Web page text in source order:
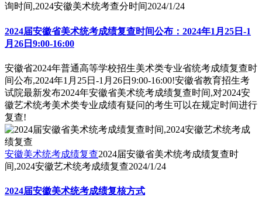
询时间,2024安徽美术统考查分时间2024/1/24
2024届安徽省美术统考成绩复查时间公布：2024年1月25日-1
月26日9:00-16:00
安徽省2024年普通高等学校招生美术类专业省统考成绩复查时
间公布,2024年1月25日-1月26日9:00-16:00!安徽省教育招生考
试院最新发布2024年安徽省美术统考成绩复查时间,对2024安
徽艺术统考美术类专业成绩有疑问的考生可以在规定时间进行
复查!
安徽美术统考成绩复查2024届安徽省美术统考成绩复查时
间,2024安徽艺术统考成绩复查2024/1/24
2024届安徽美术统考成绩复核方式